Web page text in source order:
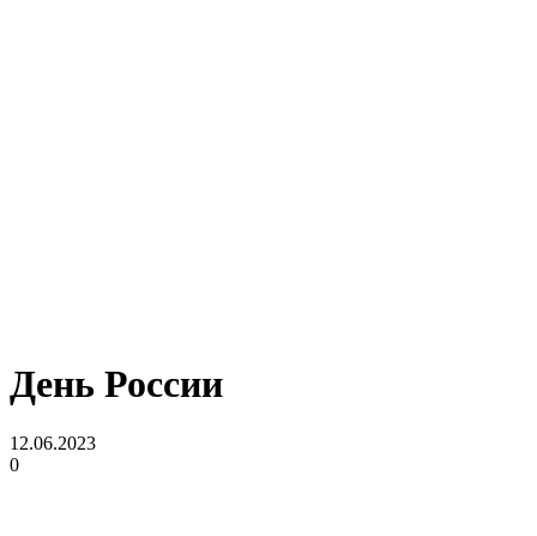
День России
12.06.2023
0